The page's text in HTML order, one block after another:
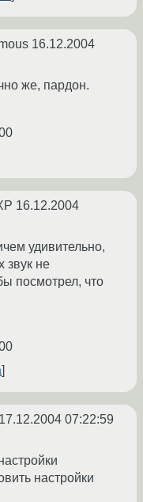
16.12.2004
же, пардон.
16.12.2004
удивительно,
звук не
посмотрел, что
17.12.2004 07:22:59
настройки